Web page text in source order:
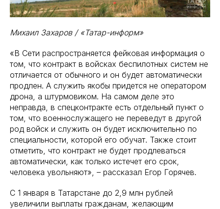
Михаил Захаров / «Татар-информ»
«В Сети распространяется фейковая информация о
том, что контракт в войсках беспилотных систем не
отличается от обычного и он будет автоматически
продлен. А служить якобы придется не оператором
дрона, а штурмовиком. На самом деле это
неправда, в спецконтракте есть отдельный пункт о
том, что военнослужащего не переведут в другой
род войск и служить он будет исключительно по
специальности, которой его обучат. Также стоит
отметить, что контракт не будет продлеваться
автоматически, как только истечет его срок,
человека увольняют», – рассказал Егор Горячев.
С 1 января в Татарстане до 2,9 млн рублей
увеличили выплаты гражданам, желающим